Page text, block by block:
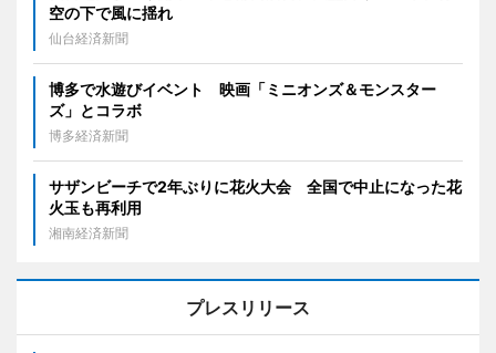
空の下で風に揺れ
仙台経済新聞
博多で水遊びイベント 映画「ミニオンズ＆モンスター
ズ」とコラボ
博多経済新聞
サザンビーチで2年ぶりに花火大会 全国で中止になった花
火玉も再利用
湘南経済新聞
プレスリリース